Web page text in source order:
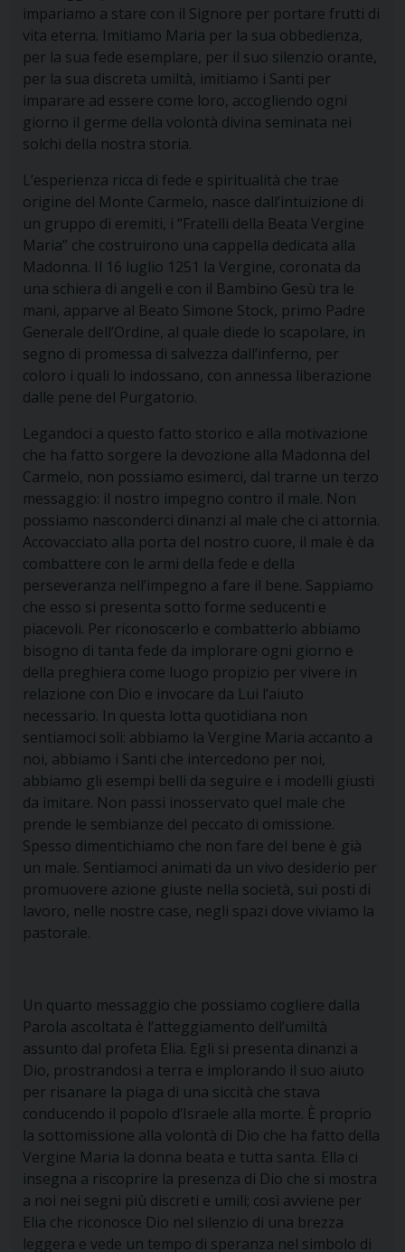
impariamo a stare con il Signore per portare frutti di
vita eterna. Imitiamo Maria per la sua obbedienza,
per la sua fede esemplare, per il suo silenzio orante,
per la sua discreta umiltà, imitiamo i Santi per
imparare ad essere come loro, accogliendo ogni
giorno il germe della volontà divina seminata nei
solchi della nostra storia.
L’esperienza ricca di fede e spiritualità che trae
origine del Monte Carmelo, nasce dall’intuizione di
un gruppo di eremiti, i “Fratelli della Beata Vergine
Maria” che costruirono una cappella dedicata alla
Madonna. Il 16 luglio 1251 la Vergine, coronata da
una schiera di angeli e con il Bambino Gesù tra le
mani, apparve al Beato Simone Stock, primo Padre
Generale dell’Ordine, al quale diede lo scapolare, in
segno di promessa di salvezza dall’inferno, per
coloro i quali lo indossano, con annessa liberazione
dalle pene del Purgatorio.
Legandoci a questo fatto storico e alla motivazione
che ha fatto sorgere la devozione alla Madonna del
Carmelo, non possiamo esimerci, dal trarne un terzo
messaggio: il nostro impegno contro il male. Non
possiamo nasconderci dinanzi al male che ci attornia.
Accovacciato alla porta del nostro cuore, il male è da
combattere con le armi della fede e della
perseveranza nell’impegno a fare il bene. Sappiamo
che esso si presenta sotto forme seducenti e
piacevoli. Per riconoscerlo e combatterlo abbiamo
bisogno di tanta fede da implorare ogni giorno e
della preghiera come luogo propizio per vivere in
relazione con Dio e invocare da Lui l’aiuto
necessario. In questa lotta quotidiana non
sentiamoci soli: abbiamo la Vergine Maria accanto a
noi, abbiamo i Santi che intercedono per noi,
abbiamo gli esempi belli da seguire e i modelli giusti
da imitare. Non passi inosservato quel male che
prende le sembianze del peccato di omissione.
Spesso dimentichiamo che non fare del bene è già
un male. Sentiamoci animati da un vivo desiderio per
promuovere azione giuste nella società, sui posti di
lavoro, nelle nostre case, negli spazi dove viviamo la
pastorale.
Un quarto messaggio che possiamo cogliere dalla
Parola ascoltata è l’atteggiamento dell’umiltà
assunto dal profeta Elia. Egli si presenta dinanzi a
Dio, prostrandosi a terra e implorando il suo aiuto
per risanare la piaga di una siccità che stava
conducendo il popolo d’Israele alla morte. È proprio
la sottomissione alla volontà di Dio che ha fatto della
Vergine Maria la donna beata e tutta santa. Ella ci
insegna a riscoprire la presenza di Dio che si mostra
a noi nei segni più discreti e umili; così avviene per
Elia che riconosce Dio nel silenzio di una brezza
leggera e vede un tempo di speranza nel simbolo di